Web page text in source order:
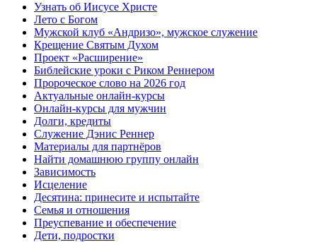
Узнать об Иисусе Христе
Лето с Богом
Мужской клуб «Андризо», мужское служение
Крещение Святым Духом
Проект «Расширение»
Библейские уроки с Риком Реннером
Пророческое слово на 2026 год
Актуальные онлайн-курсы
Онлайн-курсы для мужчин
Долги, кредиты
Служение Дэнис Реннер
Материалы для партнёров
Найти домашнюю группу онлайн
Зависимость
Исцеление
Десятина: принесите и испытайте
Семья и отношения
Преуспевание и обеспечение
Дети, подростки